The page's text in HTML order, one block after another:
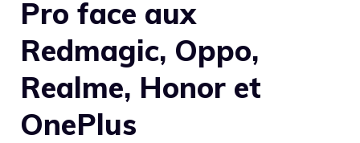
Pro face aux
Redmagic, Oppo,
Realme, Honor et
OnePlus